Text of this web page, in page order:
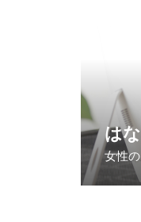
は
女性